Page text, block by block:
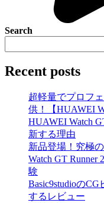
Search
Recent posts
超軽量でプロフ
供！【HUAWEI
HUAWEI Watch
新する理由
新品登場！究極
Watch GT
験
Basic9studioの
するレビュー